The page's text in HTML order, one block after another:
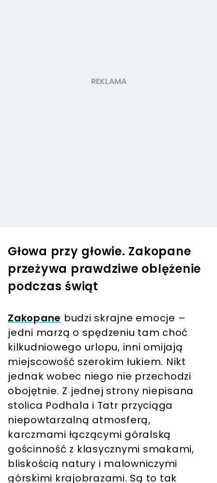
Głowa przy głowie. Zakopane
przeżywa prawdziwe oblężenie
podczas świąt
Zakopane budzi skrajne emocje –
jedni marzą o spędzeniu tam choć
kilkudniowego urlopu, inni omijają
miejscowość szerokim łukiem. Nikt
jednak wobec niego nie przechodzi
obojętnie. Z jednej strony niepisana
stolica Podhala i Tatr przyciąga
niepowtarzalną atmosferą,
karczmami łączącymi góralską
gościnność z klasycznymi smakami,
bliskością natury i malowniczymi
górskimi krajobrazami. Są to tak